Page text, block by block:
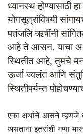
ध्यानस्थ होण्यासाठी
योगसूत्रांविषयी
पतंजलि ऋषींनी
आहे ते आसन. याचा
स्थितीत आहे, तुमचे
ऊर्जा ज्वलंत आणि
स्थितीपर्यन्त
एका अर्थाने आसने म्हणजे
असताना इतरांशी गप्पा